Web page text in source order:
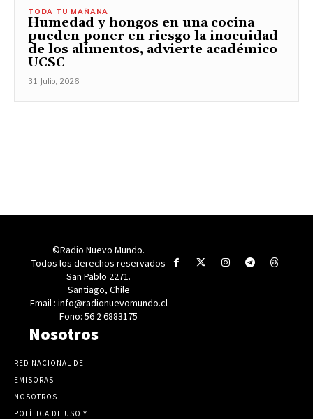
TODA TU MAÑANA
Humedad y hongos en una cocina
pueden poner en riesgo la inocuidad
de los alimentos, advierte académico
UCSC
31 Julio, 2026
©Radio Nuevo Mundo.
Todos los derechos reservados
San Pablo 2271.
Santiago, Chile
Email : info@radionuevomundo.cl
Fono: 56 2 6883175
Nosotros
RED NACIONAL DE
EMISORAS
NOSOTROS
POLÍTICA DE USO Y